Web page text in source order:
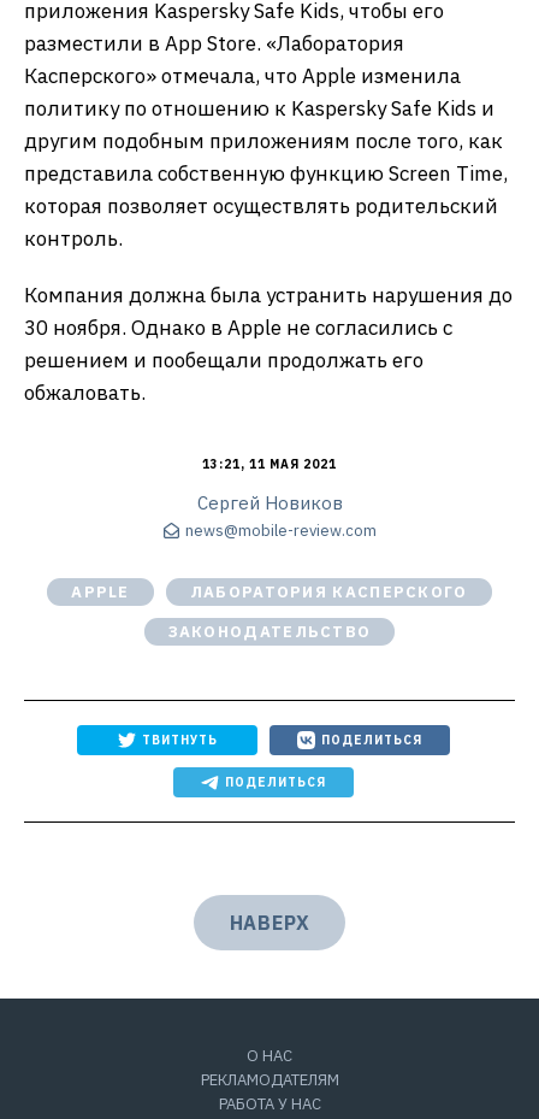
приложения Kaspersky Safe Kids, чтобы его
разместили в App Store. «Лаборатория
Касперского» отмечала, что Apple изменила
политику по отношению к Kaspersky Safe Kids и
другим подобным приложениям после того, как
представила собственную функцию Screen Time,
которая позволяет осуществлять родительский
контроль.
Компания должна была устранить нарушения до
30 ноября. Однако в Apple не согласились с
решением и пообещали продолжать его
обжаловать.
13:21, 11 МАЯ 2021
Сергей Новиков
news@mobile-review.com
APPLE
ЛАБОРАТОРИЯ КАСПЕРСКОГО
ЗАКОНОДАТЕЛЬСТВО
ТВИТНУТЬ ПОДЕЛИТЬСЯ
ПОДЕЛИТЬСЯ
НАВЕРХ
О НАС
РЕКЛАМОДАТЕЛЯМ
РАБОТА У НАС